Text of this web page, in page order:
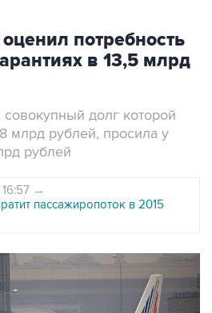
потребность
в 13,5 млрд
долг которой
млрд рублей, просила у
рублей
→
пассажиропоток в 2015